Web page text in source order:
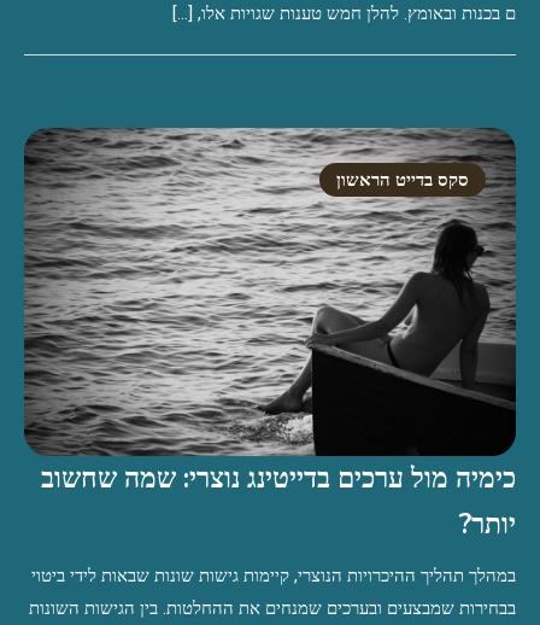
ם בכנות ובאומץ. להלן חמש טענות שגויות אלו, […]
סקס בדייט הראשון
כימיה מול ערכים בדייטינג נוצרי: שמה שחשוב
יותר?
במהלך תהליך ההיכרויות הנוצרי, קיימות גישות שונות שבאות לידי ביטוי
בבחירות שמבצעים ובערכים שמנחים את ההחלטות. בין הגישות השונות